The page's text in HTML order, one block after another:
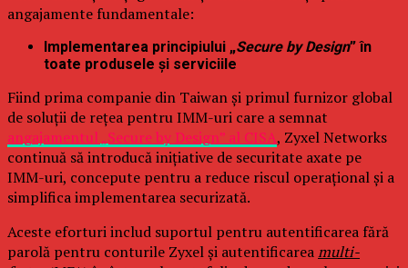
angajamente fundamentale:
Implementarea principiului „Secure by Design” în
toate produsele și serviciile
Fiind prima companie din Taiwan și primul furnizor global
de soluții de rețea pentru IMM-uri care a semnat
angajamentul „Secure by Design” al CISA, Zyxel Networks
continuă să introducă inițiative de securitate axate pe
IMM-uri, concepute pentru a reduce riscul operațional și a
simplifica implementarea securizată.
Aceste eforturi includ suportul pentru autentificarea fără
parolă pentru conturile Zyxel și autentificareamulti-